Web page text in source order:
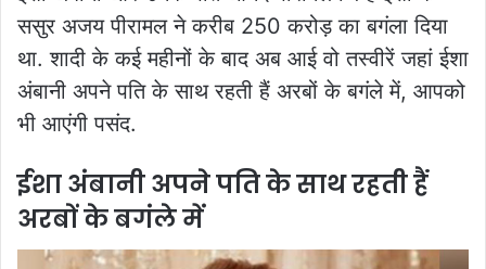
ससुर अजय पीरामल ने करीब 250 करोड़ का बगंला दिया
था. शादी के कई महीनों के बाद अब आई वो तस्वीरें जहां ईशा
अंबानी अपने पति के साथ रहती हैं अरबों के बगंले में, आपको
भी आएंगी पसंद.
ईशा अंबानी अपने पति के साथ रहती हैं
अरबों के बगंले में